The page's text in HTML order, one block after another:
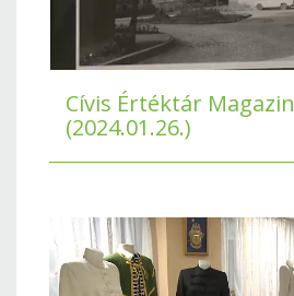
Cívis Értéktár Magazin
(2024.01.26.)